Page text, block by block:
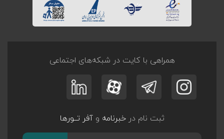
همراهی با کایت در شبکه‌های اجتماعی
ثبت نام درخبرنامه وآفر تــورها